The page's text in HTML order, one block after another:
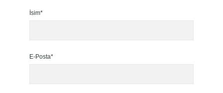
İsim*
E-Posta*